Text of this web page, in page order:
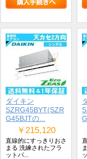
ダイキン
SZRG45BYT(SZR
G45BJTの...
￥215,120
直線的にすっきりおさ
まる 洗練されたフラ
ットパ...